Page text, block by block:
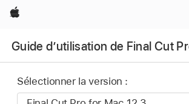
Apple
Sélectionner la version :